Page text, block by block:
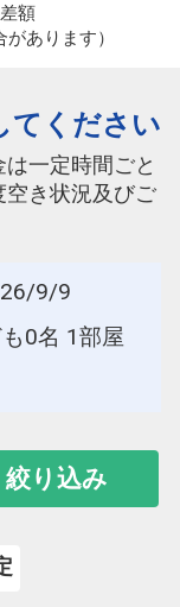
額
あります）
てください
一定時間ごと
空き状況及びご
9/9
0名 1部屋
絞り込み